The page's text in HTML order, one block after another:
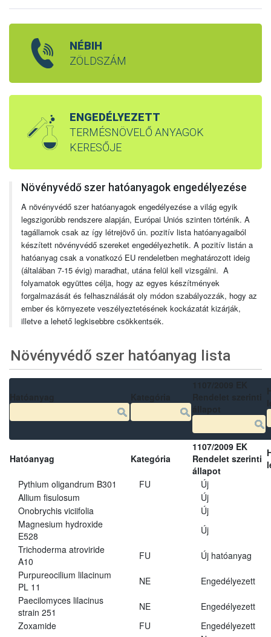
NÉBIH
ZÖLDSZÁM
ENGEDÉLYEZETT
TERMÉSNÖVELŐ ANYAGOK
KERESŐJE
Növényvédő szer hatóanyagok engedélyezése
A növényvédő szer hatóanyagok engedélyezése a világ egyik
legszigorúbb rendszere alapján, Európai Uniós szinten történik. A
tagállamok csak az így létrejövő ún. pozitív lista hatóanyagaiból
készített növényvédő szereket engedélyezhetik. A pozitív listán a
hatóanyag csak a vonatkozó EU rendeletben meghatározott ideig
(általában 7-15 évig) maradhat, utána felül kell vizsgálni. A
folyamatok együttes célja, hogy az egyes készítmények
forgalmazását és felhasználását oly módon szabályozzák, hogy az
ember és környezete veszélyeztetésének kockázatát kizárják,
illetve a lehető legkisebbre csökkentsék.
Növényvédő szer hatóanyag lista
Hatóanyag Kategória
1107/2009 EK
Rendelet szerinti
állapot
Pythium oligandrum B301
FU
Új
Allium fisulosum
Új
Onobrychis viciifolia
Új
Magnesium hydroxide
E528
Új
Trichoderma atroviride
A10
FU
Új hatóanyag
Purpureocilium lilacinum
PL 11
NE
Engedélyezett
Paecilomyces lilacinus
strain 251
NE
Engedélyezett
Zoxamide
FU
Engedélyezett